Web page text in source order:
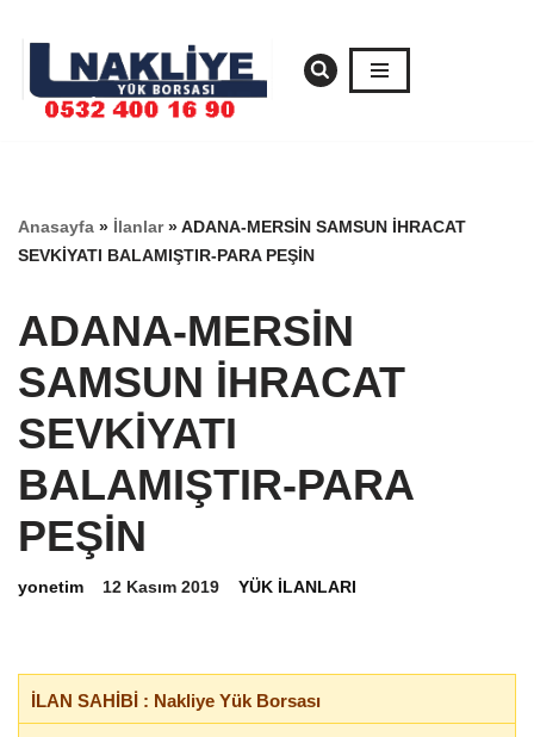
geç
Anasayfa » İlanlar»ADANA-MERSİN SAMSUN İHRACAT
SEVKİYATI BALAMIŞTIR-PARA PEŞİN
ADANA-MERSİN
SAMSUN İHRACAT
SEVKİYATI
BALAMIŞTIR-PARA
PEŞİN
yonetim 12 Kasım 2019 YÜK İLANLARI
İLAN SAHİBİ : Nakliye Yük Borsası